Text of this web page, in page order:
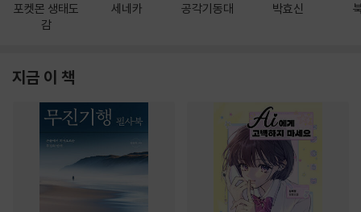
포켓몬 생태도
감
세네카 공각기동대 박효신
지금 이 책